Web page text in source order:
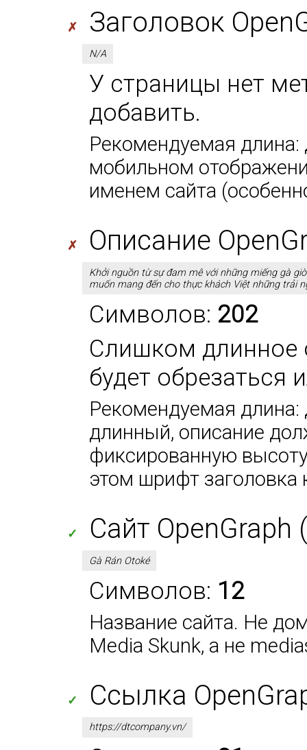
✗ Заголовок
N/A
У страницы нет
добавить.
Рекомендуемая длина:
мобильном
именем сайта
✗ Описание
Khởi nguồn từ sự đam mê với những miếng gà
muốn mang đến cho thực khách Việt những trải
Символов: 202
Слишком длинное
будет обрезаться
Рекомендуемая длина:
длинный, описание
фиксированную
этом шрифт заголовка
✓ Сайт OpenGraph
Gà Rán Otoké
Символов: 12
Название сайта. Не
Media Skunk, а не
✓ Ссылка
https://dtcompany.vn/